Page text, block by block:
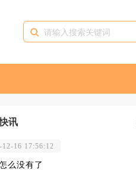
讯
12-16 17:56:12
么没有了